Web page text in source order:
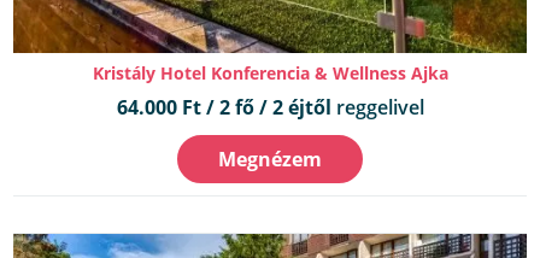
Kristály Hotel Konferencia & Wellness Ajka
64.000 Ft / 2 fő / 2 éjtől reggelivel
Megnézem